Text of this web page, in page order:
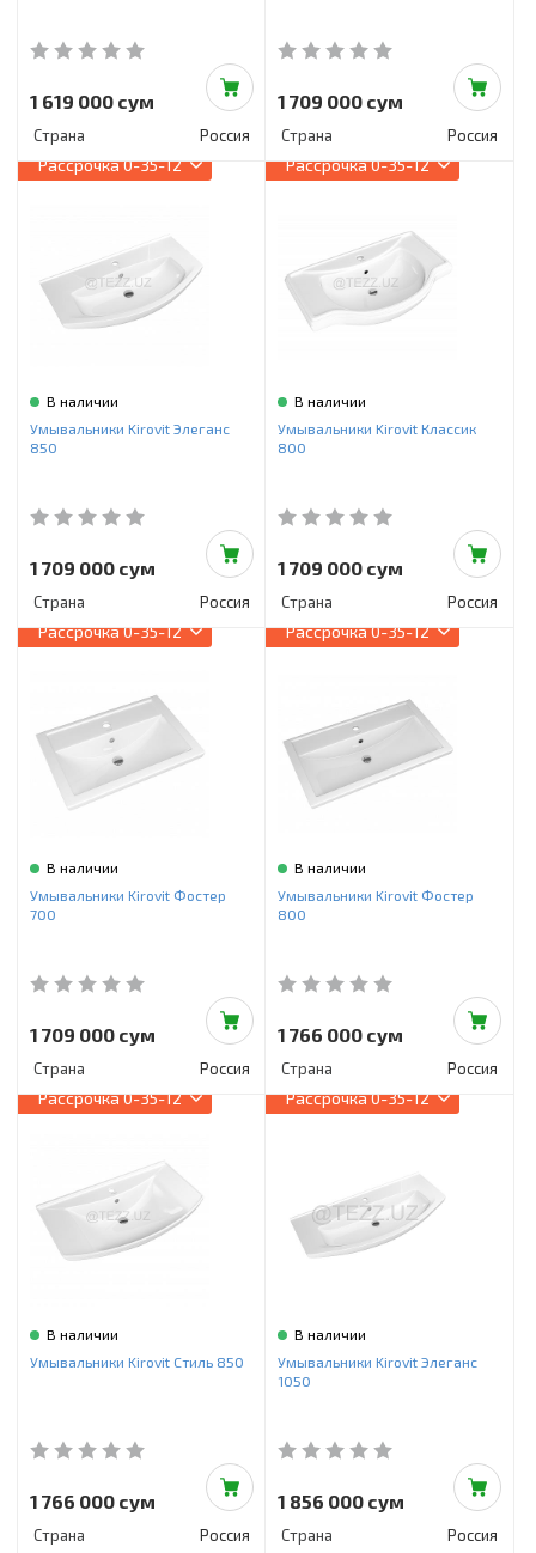
1 619 000 сум
Страна Россия
1 709 000 сум
Страна Россия
Рассрочка0-35-12
В наличии
Умывальники Kirovit Элеганс
850
1 709 000 сум
Страна Россия
Рассрочка0-35-12
В наличии
Умывальники Kirovit Классик
800
1 709 000 сум
Страна Россия
Рассрочка0-35-12
В наличии
Умывальники Kirovit Фостер
700
1 709 000 сум
Страна Россия
Рассрочка0-35-12
В наличии
Умывальники Kirovit Фостер
800
1 766 000 сум
Страна Россия
Рассрочка0-35-12
В наличии
Умывальники Kirovit Стиль 850
1 766 000 сум
Страна Россия
Рассрочка0-35-12
В наличии
Умывальники Kirovit Элеганс
1050
1 856 000 сум
Страна Россия